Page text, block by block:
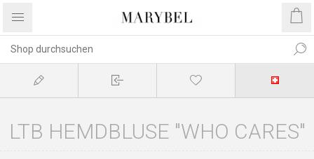
LTB HEMDBLUSE "WHO CARES"